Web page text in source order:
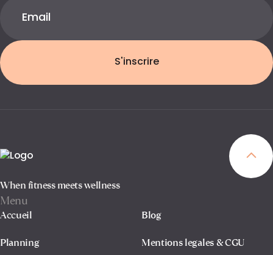
S'inscrire
When fitness meets wellness
Menu
Accueil
Planning
Blog
Mentions legales & CGU